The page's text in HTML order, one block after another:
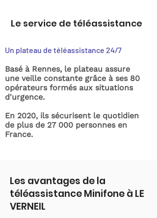
Le service de téléassistance
Un plateau de téléassistance 24/7
Basé à Rennes, le plateau assure
une veille constante grâce à ses 80
opérateurs formés aux situations
d'urgence.
En 2020, ils sécurisent le quotidien
de plus de 27 000 personnes en
France.
Les avantages de la
téléassistance Minifone à LE
VERNEIL